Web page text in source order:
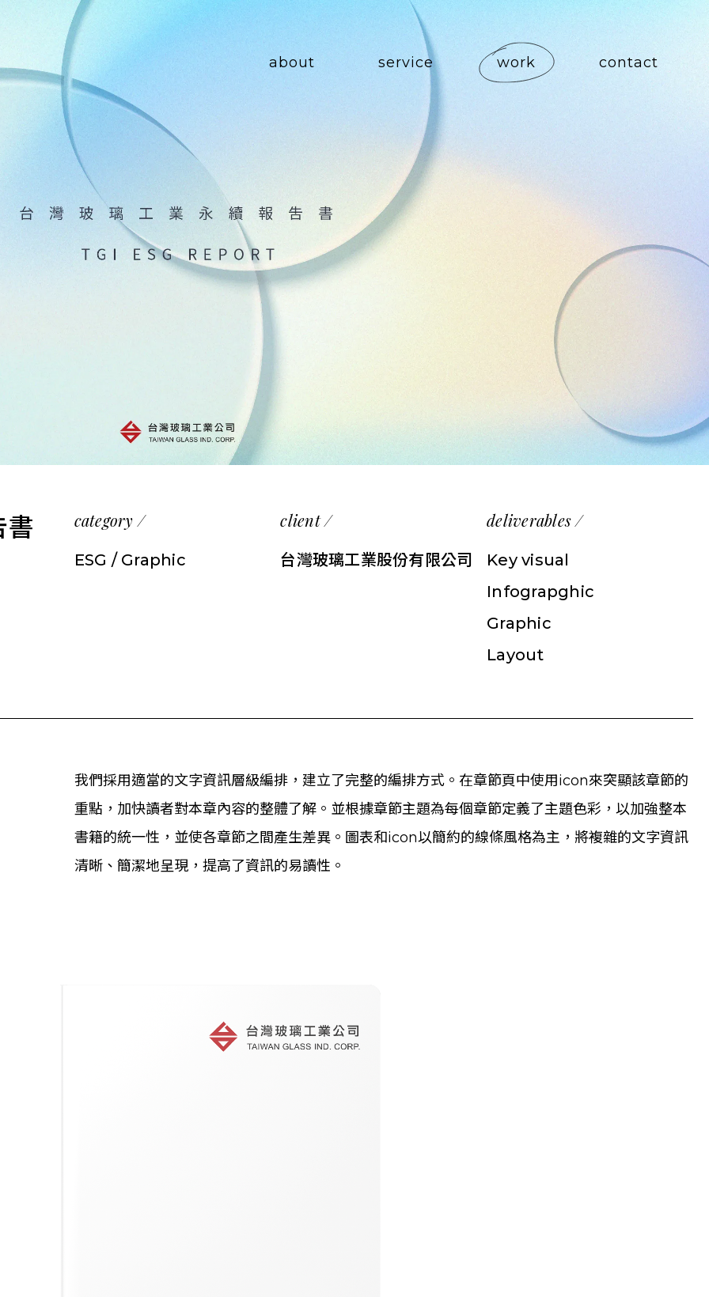
about service work contact
書
category /
ESG / Graphic
client /
台灣玻璃工業股份有限公司
deliverables /
Key visual
Infograpghic
Graphic
Layout
我們採用適當的文字資訊層級編排，建立了完整的編排方式。在章節頁中使用icon來突顯該章節的
重點，加快讀者對本章內容的整體了解。並根據章節主題為每個章節定義了主題色彩，以加強整本
書籍的統一性，並使各章節之間產生差異。圖表和icon以簡約的線條風格為主，將複雜的文字資訊
清晰、簡潔地呈現，提高了資訊的易讀性。